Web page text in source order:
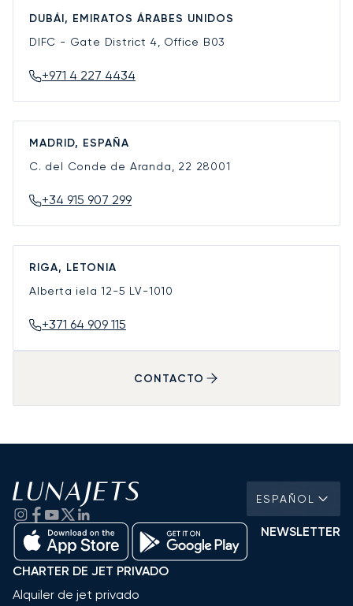
DUBÁI, EMIRATOS ÁRABES UNIDOS
DIFC - Gate District 4, Office B03
+971 4 227 4434
MADRID, ESPAÑA
C. del Conde de Aranda, 22 28001
+34 915 907 299
RIGA, LETONIA
Alberta iela 12-5 LV-1010
+371 64 909 115
CONTACTO
ESPAÑOL
NEWSLETTER
CHARTER DE JET PRIVADO
Alquiler de jet privado